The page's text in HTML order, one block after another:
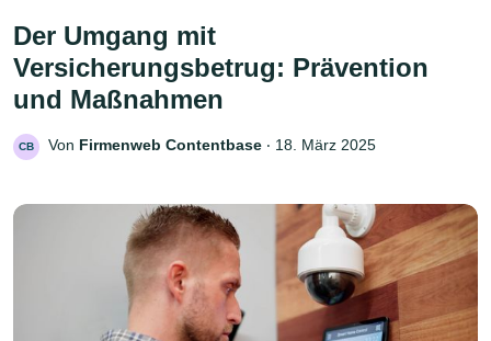
Der Umgang mit
Versicherungsbetrug: Prävention
und Maßnahmen
CB Von Firmenweb Contentbase ‧ 18. März 2025